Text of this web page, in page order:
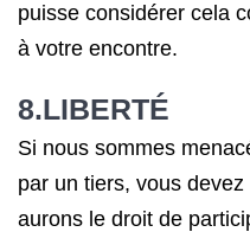
puisse considérer cela
à votre encontre.
8.LIBERTÉ
Si nous sommes
par un tiers, vous
aurons le droit de